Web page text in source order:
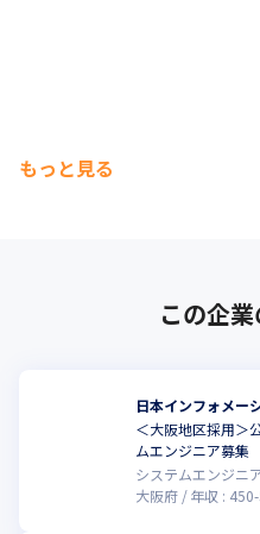
もっと見る
この企
日本インフォメー
＜大阪地区採用＞
ムエンジニア募集
システムエンジニ
大阪府
年収 : 450-